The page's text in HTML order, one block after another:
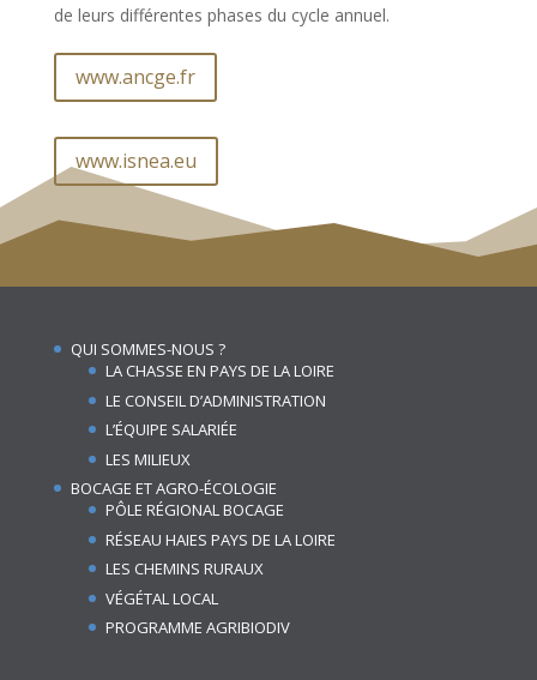
de leurs différentes phases du cycle annuel.
www.ancge.fr
www.isnea.eu
QUI SOMMES-NOUS ?
LA CHASSE EN PAYS DE LA LOIRE
LE CONSEIL D’ADMINISTRATION
L’ÉQUIPE SALARIÉE
LES MILIEUX
BOCAGE ET AGRO-ÉCOLOGIE
PÔLE RÉGIONAL BOCAGE
RÉSEAU HAIES PAYS DE LA LOIRE
LES CHEMINS RURAUX
VÉGÉTAL LOCAL
PROGRAMME AGRIBIODIV